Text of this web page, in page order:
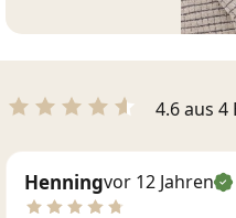
4.6 aus
Henningvor 12 Jahren